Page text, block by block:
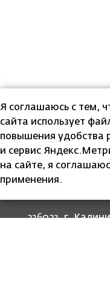
236023, г.
Я соглашаюсь с тем,
сайта использует
повышения удобства
и сервис
на сайте, я
применения.